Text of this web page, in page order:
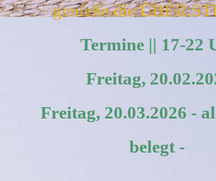
genieße die
Termine || 17-22
Freitag,
Freitag, 20.03.2026 -
belegt -